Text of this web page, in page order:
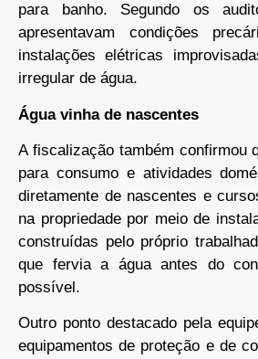
para banho. Segundo os
apresentavam condições
instalações elétricas
irregular de água.
Água vinha de nascentes
A fiscalização também confirmou
para consumo e atividades
diretamente de nascentes e
na propriedade por meio de
construídas pelo próprio
que fervia a água antes do
possível.
Outro ponto destacado pela
equipamentos de proteção e de